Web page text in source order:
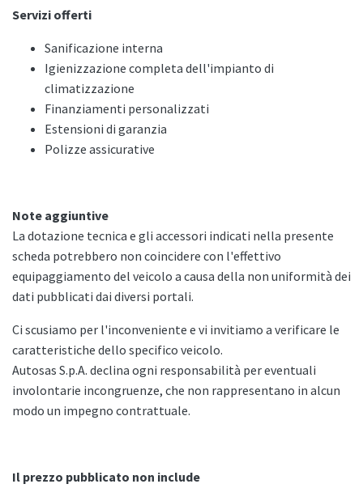
Servizi offerti
Sanificazione interna
Igienizzazione completa dell'impianto di
climatizzazione
Finanziamenti personalizzati
Estensioni di garanzia
Polizze assicurative
Note aggiuntive
La dotazione tecnica e gli accessori indicati nella presente
scheda potrebbero non coincidere con l'effettivo
equipaggiamento del veicolo a causa della non uniformità dei
dati pubblicati dai diversi portali.
Ci scusiamo per l'inconveniente e vi invitiamo a verificare le
caratteristiche dello specifico veicolo.
Autosas S.p.A. declina ogni responsabilità per eventuali
involontarie incongruenze, che non rappresentano in alcun
modo un impegno contrattuale.
Il prezzo pubblicato non include